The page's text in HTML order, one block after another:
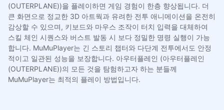
(OUTERPLANE))을 플레이하면 게임 경험이 한층 향상됩니다. 더
큰 화면으로 정교한 3D 아트웍과 유려한 전투 애니메이션을 온전히
감상할 수 있으며, 키보드와 마우스 조작이 터치 입력을 대체하여
스킬 체인 시퀀스와 버스트 발동 시 보다 정밀한 명령 실행이 가능
합니다. MuMuPlayer는 긴 스토리 챕터와 다단계 전투에서도 안정
적이고 일관된 성능을 보장합니다. 아우터플레인 (아우터플레인
(OUTERPLANE))의 모든 것을 탐험하고자 하는 분들께
MuMuPlayer는 최적의 플레이 방법입니다.